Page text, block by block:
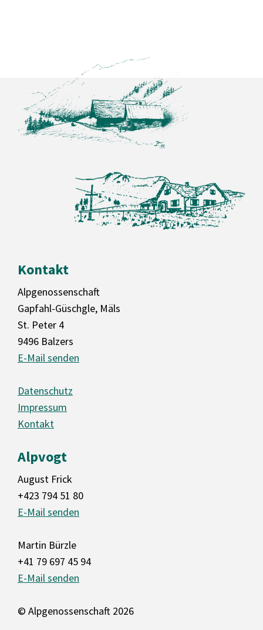
Kontakt
Alpgenossenschaft
Gapfahl-Güschgle, Mäls
St. Peter 4
9496 Balzers
E-Mail senden
Datenschutz
Impressum
Kontakt
Alpvogt
August Frick
+423 794 51 80
E-Mail senden
Martin Bürzle
+41 79 697 45 94
E-Mail senden
© Alpgenossenschaft 2026